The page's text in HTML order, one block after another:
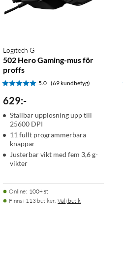
Logitech G
502 Hero Gaming-mus för
proffs
5.0 (69 kundbetyg)
629:-
Ställbar upplösning upp till
25600 DPI
11 fullt programmerbara
knappar
Justerbar vikt med fem 3,6 g-
vikter
Online: 100+ st
Finns i 113 butiker. Välj butik